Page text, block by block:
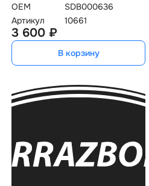
OEM
SDB000636
Артикул
10661
3 600 ₽
В корзину